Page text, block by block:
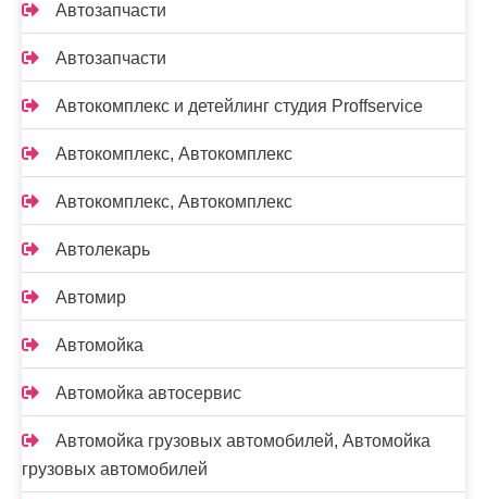
Автозапчасти
Автозапчасти
Автокомплекс и детейлинг студия Proffservice
Автокомплекс, Автокомплекс
Автокомплекс, Автокомплекс
Автолекарь
Автомир
Автомойка
Автомойка автосервис
Автомойка грузовых автомобилей, Автомойка
грузовых автомобилей